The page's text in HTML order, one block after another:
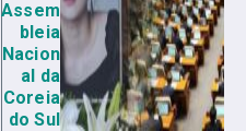
Assem
bleia
Nacion
al da
Coreia
do Sul